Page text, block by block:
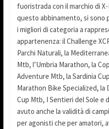
fuoristrada con il marchio di
questo abbinamento, si sono
i migliori di categoria a
appartenenza: il Challenge
Parchi Naturali, la
Mtb, l’Umbria Marathon, la
Adventure Mtb, la Sardinia
Marathon Bike Specialized, la
Cup Mtb, I Sentieri del Sole e
avuto anche la validità di
per agonisti che per amatori,